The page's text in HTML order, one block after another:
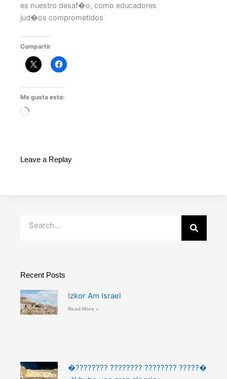
es nuestro desaf�o, como educadores
jud�os comprometidos
Compartir
Me gusta esto:
Cargando...
Leave a Replay
Recent Posts
Izkor Am Israel
Read More »
�???????? ???????? ???????? ?????�